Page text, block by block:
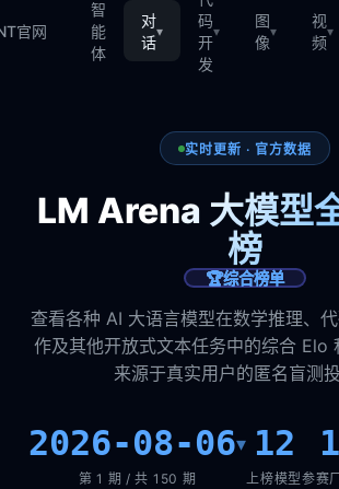
官网
智
能
体
对
话
▾
码
开
发
▾
图
像
▾
视
频
▾
实时更新 · 官方数据
LM Arena 大模型
榜
🏆综合榜单
查看各种 AI 大语言模型在数学推理、
作及其他开放式文本任务中的综合 Elo
来源于真实用户的匿名盲测投
2026-08-06▾
第 1 期 / 共 150 期
12
上榜模型
1
参赛